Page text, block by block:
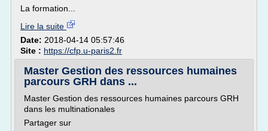
La formation...
Lire la suite
Date: 2018-04-14 05:57:46
Site : https://cfp.u-paris2.fr
Master Gestion des ressources humaines
parcours GRH dans ...
Master Gestion des ressources humaines parcours GRH
dans les multinationales
Partager sur